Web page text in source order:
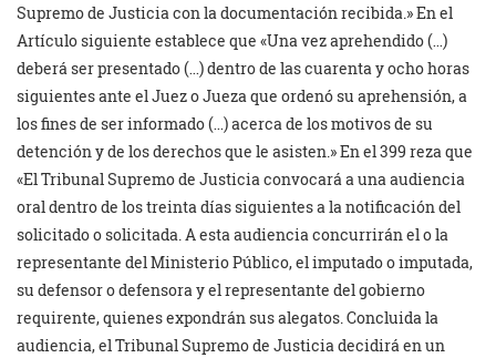
Supremo de Justicia con la documentación recibida.» En el
Artículo siguiente establece que «Una vez aprehendido (…)
deberá ser presentado (…) dentro de las cuarenta y ocho horas
siguientes ante el Juez o Jueza que ordenó su aprehensión, a
los fines de ser informado (…) acerca de los motivos de su
detención y de los derechos que le asisten.» En el 399 reza que
«El Tribunal Supremo de Justicia convocará a una audiencia
oral dentro de los treinta días siguientes a la notificación del
solicitado o solicitada. A esta audiencia concurrirán el o la
representante del Ministerio Público, el imputado o imputada,
su defensor o defensora y el representante del gobierno
requirente, quienes expondrán sus alegatos. Concluida la
audiencia, el Tribunal Supremo de Justicia decidirá en un